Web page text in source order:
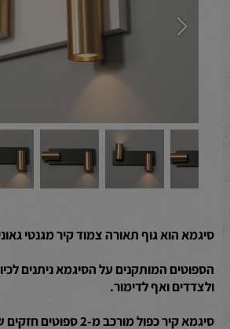
סיגמא הוא גוף תאורה צמוד קיר מגנטי
הספוטים המותקנים על הסיגמא ניתנים
ולצדדים ואף לדימור.